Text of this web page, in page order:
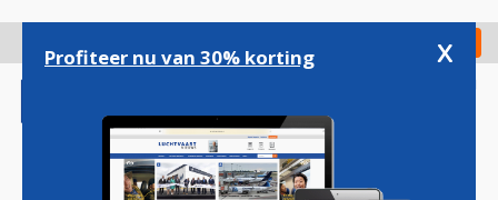
gaan
Check in
Profiteer nu van 30% korting x